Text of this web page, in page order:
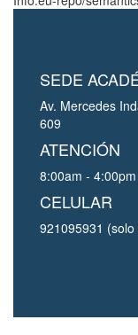
SEDE
Av. Mercedes
609
ATENCIÓN
8:00am - 4:00pm
CELULAR
921095931 (solo